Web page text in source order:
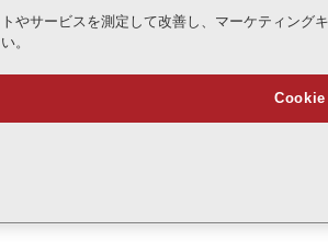
やサービスを測定して改善し、マーケティン
。
Cookie